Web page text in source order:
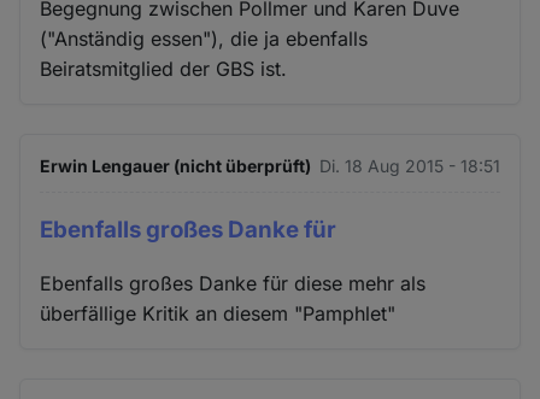
Begegnung zwischen Pollmer und Karen Duve
("Anständig essen"), die ja ebenfalls
Beiratsmitglied der GBS ist.
Erwin Lengauer (nicht überprüft) Di. 18 Aug 2015 - 18:51
Ebenfalls großes Danke für
Ebenfalls großes Danke für diese mehr als
überfällige Kritik an diesem "Pamphlet"